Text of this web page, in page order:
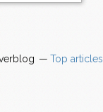
Top articles